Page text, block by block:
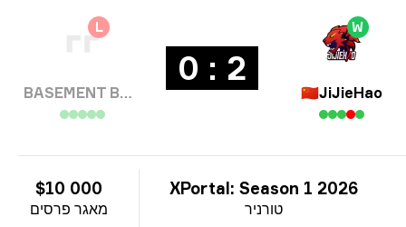
JiJieHao
🇨🇳
2 : 0
BASEMENT BOYS
טורניר
XPortal: Season 1 2026
מאגר פרסים
$10 000